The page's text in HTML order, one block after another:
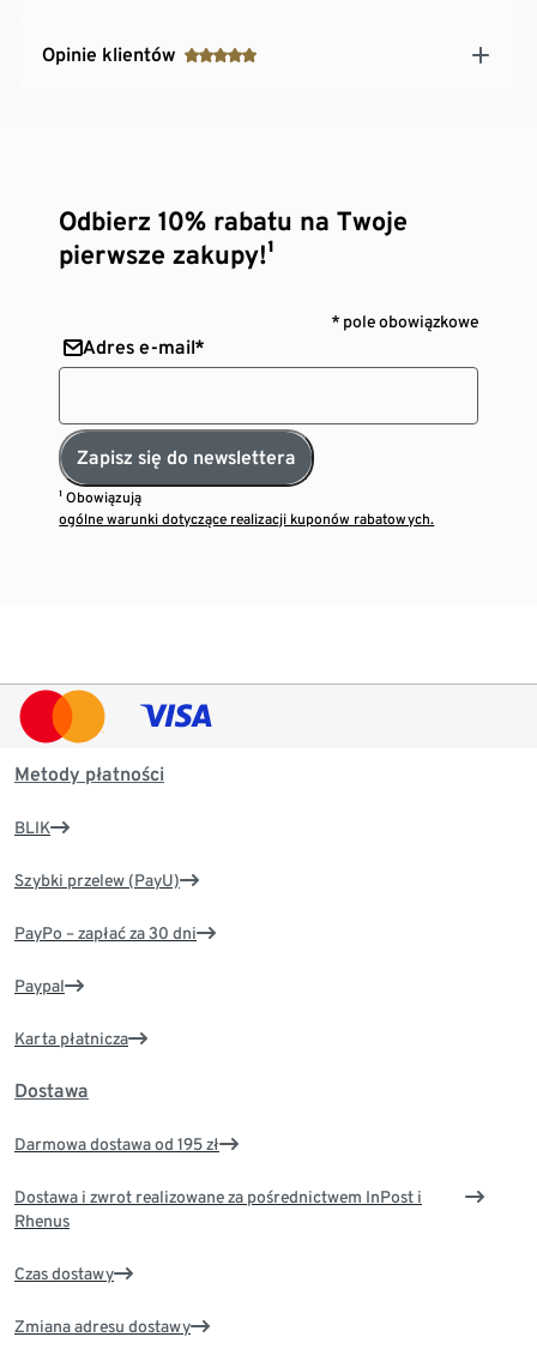
Opinie klientów
Odbierz 10% rabatu na Twoje
pierwsze zakupy!¹
* pole obowiązkowe
Adres e-mail*
Zapisz się do newslettera
¹ Obowiązują
ogólne warunki dotyczące realizacji kuponów rabatowych.
Metody płatności
BLIK
Szybki przelew (PayU)
PayPo – zapłać za 30 dni
Paypal
Karta płatnicza
Dostawa
Darmowa dostawa od 195 zł
Dostawa i zwrot realizowane za pośrednictwem InPost i
Rhenus
Czas dostawy
Zmiana adresu dostawy